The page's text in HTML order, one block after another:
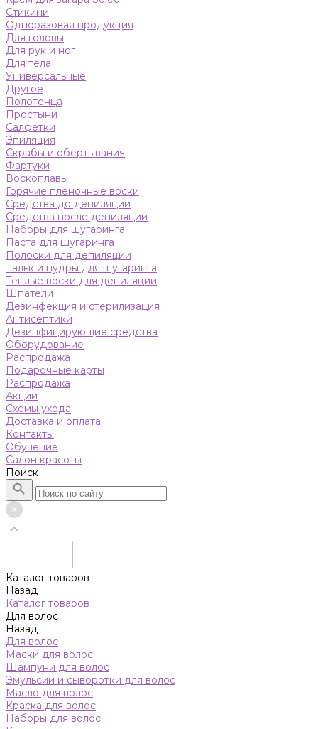
Стикини
Одноразовая продукция
Для головы
Для рук и ног
Для тела
Универсальные
Другое
Полотенца
Простыни
Салфетки
Эпиляция
Скрабы и обертывания
Фартуки
Воскоплавы
Горячие пленочные воски
Средства до депиляции
Средства после депиляции
Наборы для шугаринга
Паста для шугаринга
Полоски для депиляции
Тальк и пудры для шугаринга
Теплые воски для депиляции
Шпатели
Дезинфекция и стерилизация
Антисептики
Дезинфицирующие средства
Оборудование
Распродажа
Подарочные карты
Распродажа
Акции
Схемы ухода
Доставка и оплата
Контакты
Обучение
Салон красоты
Поиск
Каталог товаров
Назад
Каталог товаров
Для волос
Назад
Для волос
Маски для волос
Шампуни для волос
Эмульсии и сыворотки для волос
Масло для волос
Краска для волос
Наборы для волос